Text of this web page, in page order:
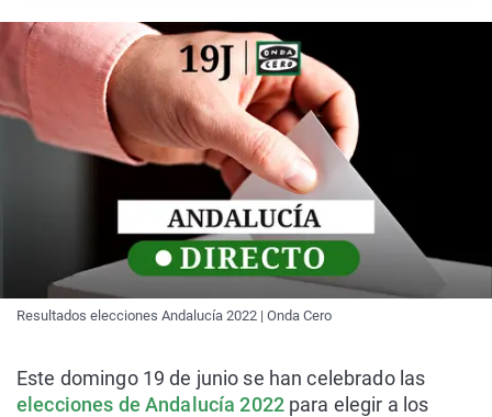
Resultados elecciones Andalucía 2022 | Onda Cero
Este domingo 19 de junio se han celebrado las
elecciones de Andalucía 2022para elegir a los